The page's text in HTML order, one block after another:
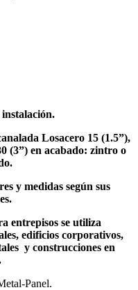
Losacero 15 (1.5”),
(3”) en acabado: zintro o
y medidas según sus
entrepisos se utiliza
edificios corporativos,
y construcciones en
Panel.